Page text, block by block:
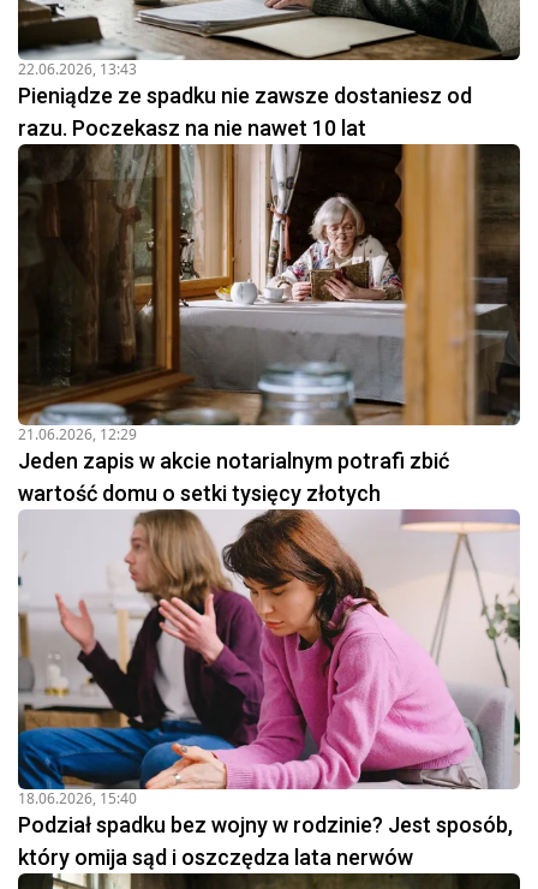
22.06.2026, 13:43
Pieniądze ze spadku nie zawsze dostaniesz od
razu. Poczekasz na nie nawet 10 lat
21.06.2026, 12:29
Jeden zapis w akcie notarialnym potrafi zbić
wartość domu o setki tysięcy złotych
18.06.2026, 15:40
Podział spadku bez wojny w rodzinie? Jest sposób,
który omija sąd i oszczędza lata nerwów